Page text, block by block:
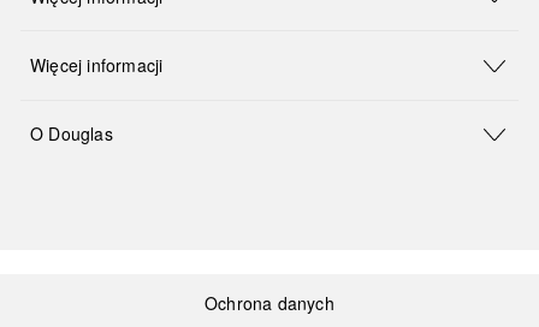
Więcej informacji
O Douglas
Ochrona danych